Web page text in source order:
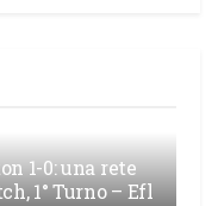
1-0: una rete
1° Turno – Efl